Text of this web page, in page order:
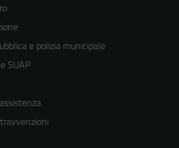
e polizia municipale
SUAP